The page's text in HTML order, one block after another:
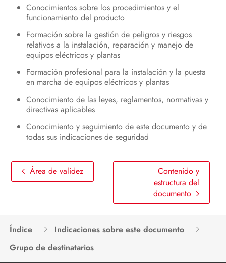
Conocimientos sobre los procedimientos y el
funcionamiento del producto
Formación sobre la gestión de peligros y riesgos
relativos a la instalación, reparación y manejo de
equipos eléctricos y plantas
Formación profesional para la instalación y la puesta
en marcha de equipos eléctricos y plantas
Conocimiento de las leyes, reglamentos, normativas y
directivas aplicables
Conocimiento y seguimiento de este documento y de
todas sus indicaciones de seguridad
Área de validez
Contenido y
estructura del
documento
Índice
Indicaciones sobre este documento
Grupo de destinatarios
Manejo
Desconexión del producto de la
tensión
Mantenimiento
Limpieza del producto
Localización de errores
Puesta fuera de servicio del
producto
Procedimiento al recibir un equipo
de recambio
Accesorios
Piezas de repuesto